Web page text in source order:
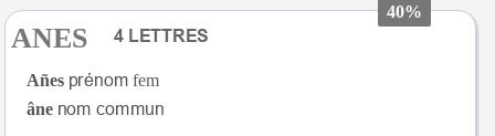
40%
ANES
Añes
fem
âne